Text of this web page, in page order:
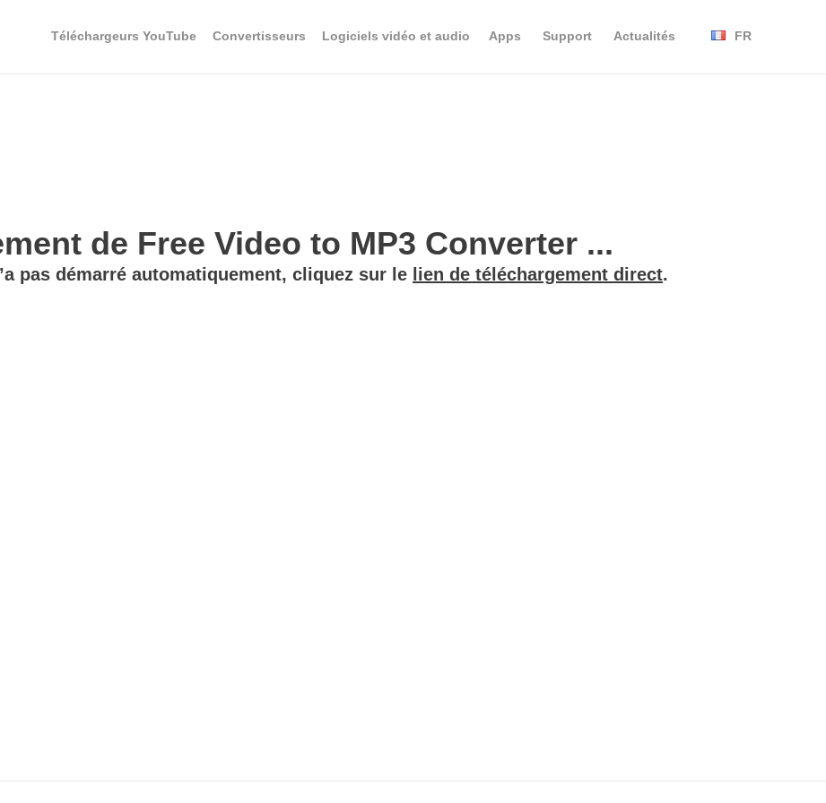
Téléchargeurs YouTube Convertisseurs Logiciels vidéo et audio Apps Support Actualités FR
de Free Video to MP3 Converter ...
pas démarré automatiquement, cliquez sur le lien de téléchargement direct.